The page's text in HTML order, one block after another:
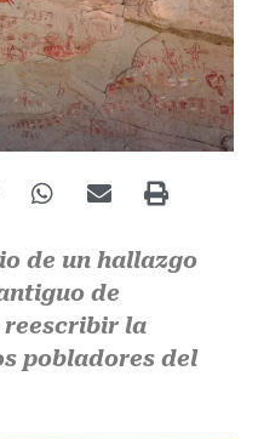
de un hallazgo
de
reescribir la
pobladores del